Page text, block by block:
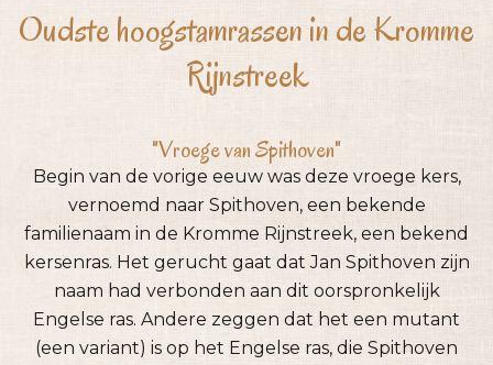
Oudste hoogstamrassen in de Kromme
Rijnstreek
"Vroege van Spithoven"
Begin van de vorige eeuw was deze vroege kers,
vernoemd naar Spithoven, een bekende
familienaam in de Kromme Rijnstreek, een bekend
kersenras. Het gerucht gaat dat Jan Spithoven zijn
naam had verbonden aan dit oorspronkelijk
Engelse ras. Andere zeggen dat het een mutant
(een variant) is op het Engelse ras, die Spithoven